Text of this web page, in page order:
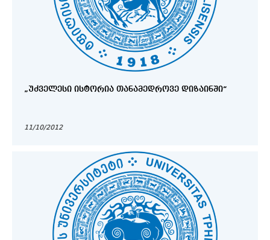
„ᲣᲫᲕᲔᲚᲔᲡᲘ ᲘᲡᲢᲝᲠᲘᲐ ᲗᲐᲜᲐᲛᲔᲓᲠᲝᲕᲔ ᲓᲘᲖᲐᲘᲜᲨᲘ“
11/10/2012